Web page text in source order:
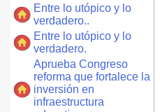
Entre lo utópico y lo
verdadero..
Entre lo utópico y lo
verdadero.
Aprueba Congreso
reforma que fortalece la
inversión en
infraestructura